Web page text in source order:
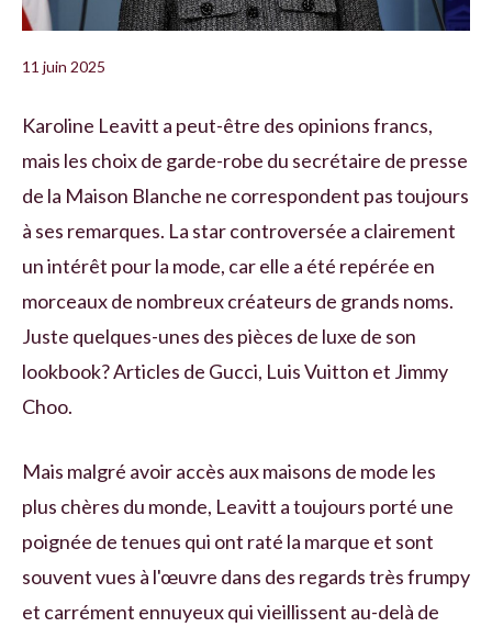
11 juin 2025
Karoline Leavitt a peut-être des opinions francs,
mais les choix de garde-robe du secrétaire de presse
de la Maison Blanche ne correspondent pas toujours
à ses remarques. La star controversée a clairement
un intérêt pour la mode, car elle a été repérée en
morceaux de nombreux créateurs de grands noms.
Juste quelques-unes des pièces de luxe de son
lookbook? Articles de Gucci, Luis Vuitton et Jimmy
Choo.
Mais malgré avoir accès aux maisons de mode les
plus chères du monde, Leavitt a toujours porté une
poignée de tenues qui ont raté la marque et sont
souvent vues à l'œuvre dans des regards très frumpy
et carrément ennuyeux qui vieillissent au-delà de